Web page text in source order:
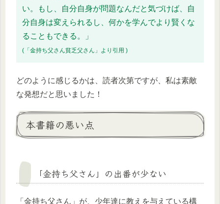
い。もし、自分自身が問題なんだと気づけば、自
分自身は変えられるし、何かを学んでより賢くな
ることもできる。」
(「金持ち父さん貧乏父さん」より引用 )
どのように感じるかは、読者次第ですが、私は素敵
な発想だと思いました！
本書籍の悪い点
「金持ち父さん」の出番が少ない
「金持ち父さん」が、少年達に教えを与えている構